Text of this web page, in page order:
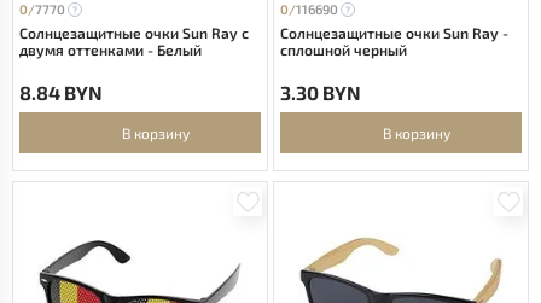
0/7770
Солнцезащитные очки Sun Ray с
двумя оттенками - Белый
8.84 BYN
В корзину
0/116690
Солнцезащитные очки Sun Ray -
сплошной черный
3.30 BYN
В корзину